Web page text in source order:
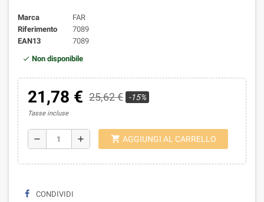
Marca
FAR
Riferimento
7089
EAN13
7089
Non disponibile
21,78 € 25,62 € -15%
Tasse incluse
remove add shopping_cart AGGIUNGI AL CARRELLO
CONDIVIDI